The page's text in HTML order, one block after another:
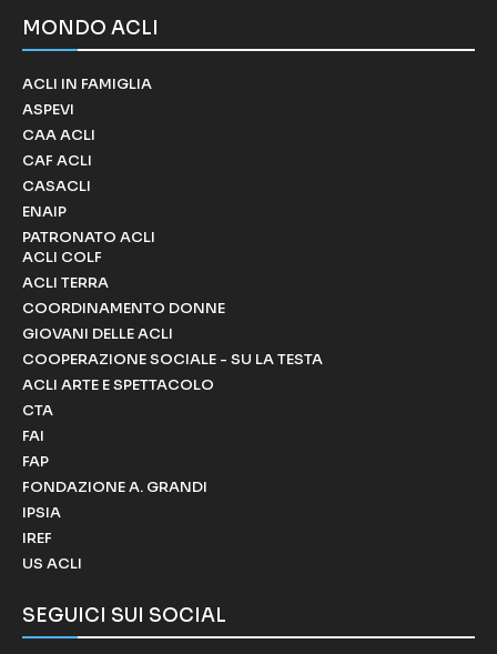
MONDO ACLI
ACLI IN FAMIGLIA
ASPEVI
CAA ACLI
CAF ACLI
CASACLI
ENAIP
PATRONATO ACLI
ACLI COLF
ACLI TERRA
COORDINAMENTO DONNE
GIOVANI DELLE ACLI
COOPERAZIONE SOCIALE - SU LA TESTA
ACLI ARTE E SPETTACOLO
CTA
FAI
FAP
FONDAZIONE A. GRANDI
IPSIA
IREF
US ACLI
SEGUICI SUI SOCIAL